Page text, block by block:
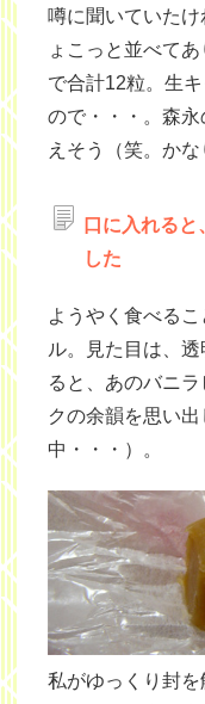
噂に聞いていた
ょこっと並べて
で合計12粒。生
ので・・・。森
えそう（笑。か
口に入れる
した
ようやく食べる
ル。見た目は、
ると、あのバニ
クの余韻を思い
中・・・）。
私がゆっくり封